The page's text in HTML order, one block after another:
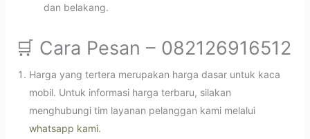
dan belakang.
🛒 Cara Pesan – 082126916512
Harga yang tertera merupakan harga dasar untuk kaca
mobil. Untuk informasi harga terbaru, silakan
menghubungi tim layanan pelanggan kami melalui
whatsapp kami.